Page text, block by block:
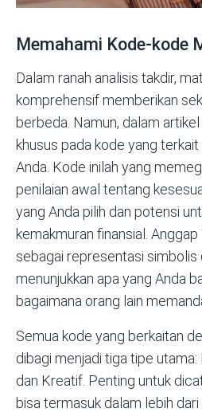
Memahami Kode-kode
Dalam ranah analisis takdir,
komprehensif memberikan
berbeda. Namun, dalam artikel
khusus pada kode yang terkait
Anda. Kode inilah yang
penilaian awal tentang
yang Anda pilih dan potensi
kemakmuran finansial. Anggap
sebagai representasi simbolis
menunjukkan apa yang Anda
bagaimana orang lain
Semua kode yang berkaitan
dibagi menjadi tiga tipe
dan Kreatif. Penting untuk
bisa termasuk dalam lebih